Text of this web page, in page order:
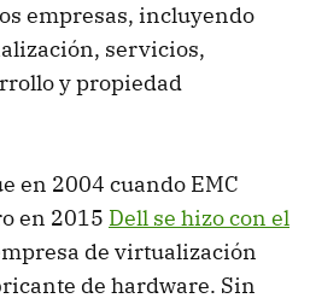
empresas, incluyendo
servicios,
y propiedad
en 2004 cuando EMC
en 2015 Dell se hizo con el
de virtualización
de hardware. Sin